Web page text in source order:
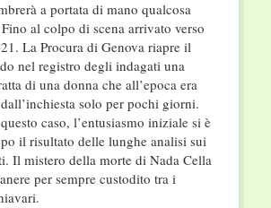
a portata di mano qualcosa
al colpo di scena arrivato verso
La Procura di Genova riapre il
nel registro degli indagati una
di una donna che all’epoca era
solo per pochi giorni.
caso, l’entusiasmo iniziale si è
il risultato delle lunghe analisi sui
Il mistero della morte di Nada Cella
per sempre custodito tra i